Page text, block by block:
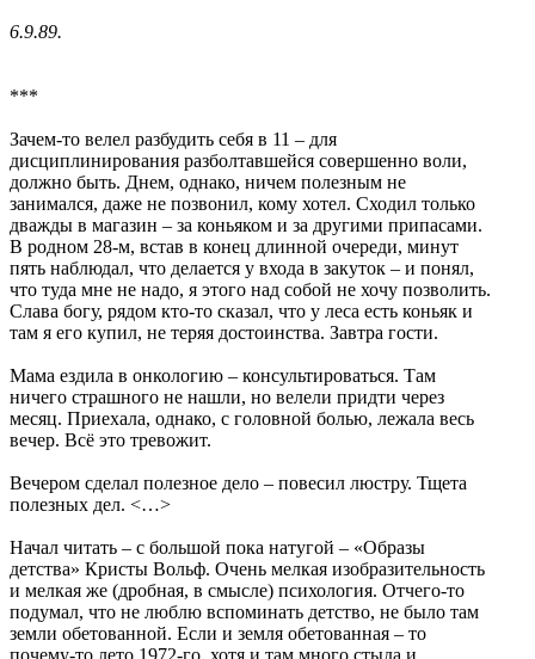
6.9.89.
***
Зачем-то велел разбудить себя в 11 – для
дисциплинирования разболтавшейся совершенно воли,
должно быть. Днем, однако, ничем полезным не
занимался, даже не позвонил, кому хотел. Сходил только
дважды в магазин – за коньяком и за другими припасами.
В родном 28-м, встав в конец длинной очереди, минут
пять наблюдал, что делается у входа в закуток – и понял,
что туда мне не надо, я этого над собой не хочу позволить.
Слава богу, рядом кто-то сказал, что у леса есть коньяк и
там я его купил, не теряя достоинства. Завтра гости.
Мама ездила в онкологию – консультироваться. Там
ничего страшного не нашли, но велели придти через
месяц. Приехала, однако, с головной болью, лежала весь
вечер. Всё это тревожит.
Вечером сделал полезное дело – повесил люстру. Тщета
полезных дел. <…>
Начал читать – с большой пока натугой – «Образы
детства» Кристы Вольф. Очень мелкая изобразительность
и мелкая же (дробная, в смысле) психология. Отчего-то
подумал, что не люблю вспоминать детство, не было там
земли обетованной. Если и земля обетованная – то
почему-то лето 1972-го, хотя и там много стыда и